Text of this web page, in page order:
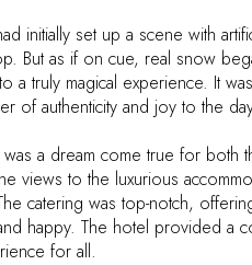
initially set up a scene with
But as if on cue, real snow
a truly magical experience. It
of authenticity and joy to the
a dream come true for both
views to the luxurious
catering was top-notch,
happy. The hotel provided a
for all.